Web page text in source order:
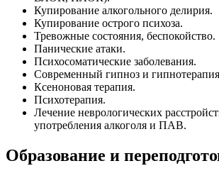
Купирование алкогольного делирия.
Купирование острого психоза.
Тревожные состояния, беспокойство.
Панические атаки.
Психосоматические заболевания.
Современный гипноз и
Ксеноновая терапия.
Психотерапия.
Лечение неврологических
употребления алкоголя и ПАВ.
Образование и